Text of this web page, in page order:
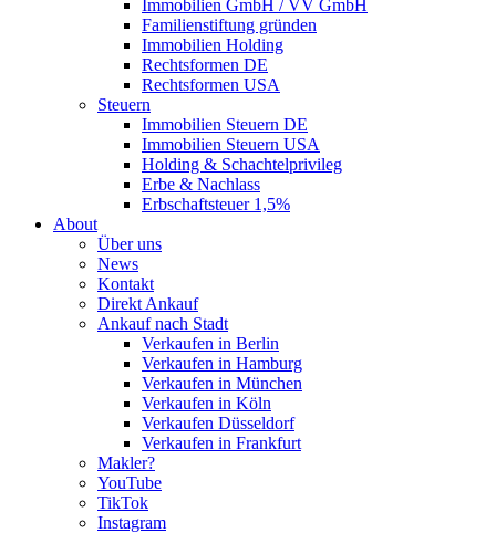
Immobilien GmbH / VV GmbH
Familienstiftung gründen
Immobilien Holding
Rechtsformen DE
Rechtsformen USA
Steuern
Immobilien Steuern DE
Immobilien Steuern USA
Holding & Schachtelprivileg
Erbe & Nachlass
Erbschaftsteuer 1,5%
About
Über uns
News
Kontakt
Direkt Ankauf
Ankauf nach Stadt
Verkaufen in Berlin
Verkaufen in Hamburg
Verkaufen in München
Verkaufen in Köln
Verkaufen Düsseldorf
Verkaufen in Frankfurt
Makler?
YouTube
TikTok
Instagram